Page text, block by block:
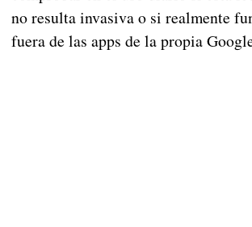
no resulta invasiva o si realmente
fuera de las apps de la propia